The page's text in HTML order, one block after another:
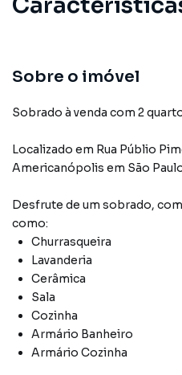
Churrasqueira
Cozinha
Lavanderia
Sobre o imóvel
Sobrado à venda com 2
Localizado em Rua Públio
Americanópolis em São
Desfrute de um sobrado,
como:
Churrasqueira
Lavanderia
Cerâmica
Sala
Cozinha
Armário Banheiro
Armário Cozinha